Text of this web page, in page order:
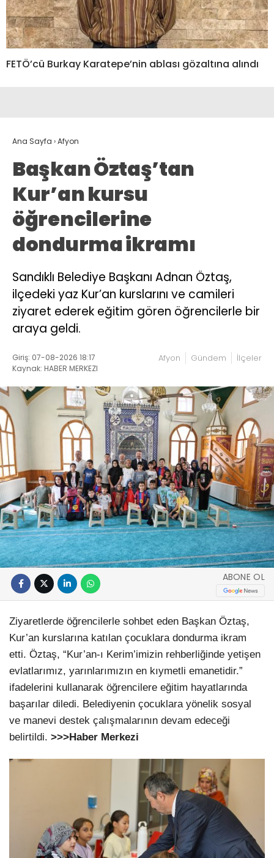
FETÖ’cü Burkay Karatepe’nin ablası gözaltına alındı
Ana Sayfa ›Afyon
Başkan Öztaş’tan
Kur’an kursu
öğrencilerine
dondurma ikramı
Sandıklı Belediye Başkanı Adnan Öztaş,
ilçedeki yaz Kur’an kurslarını ve camileri
ziyaret ederek eğitim gören öğrencilerle bir
araya geldi.
Giriş: 07-08-2026 18:17
Kaynak: HABER MERKEZI
Afyon Gündem İlçeler
ABONE OL
Ziyaretlerde öğrencilerle sohbet eden Başkan Öztaş,
Kur’an kurslarına katılan çocuklara dondurma ikram
etti. Öztaş, “Kur’an-ı Kerim’imizin rehberliğinde yetişen
evlatlarımız, yarınlarımızın en kıymetli emanetidir.”
ifadelerini kullanarak öğrencilere eğitim hayatlarında
başarılar diledi. Belediyenin çocuklara yönelik sosyal
ve manevi destek çalışmalarının devam edeceği
belirtildi. >>>Haber Merkezi